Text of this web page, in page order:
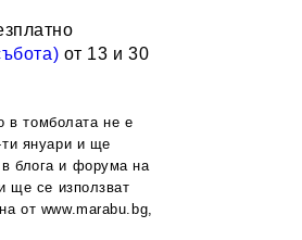
от 13 и 30
в томболата не е
януари и ще
блога и форума на
ще се използват
от www.marabu.bg,